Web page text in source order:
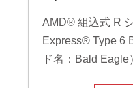
AMD® 組込式 R
Express® Type 6
ド名：Bald Eagle